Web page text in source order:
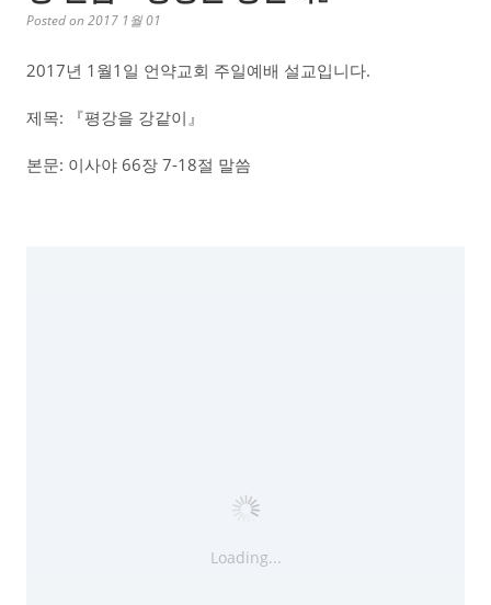
Posted on 2017 1월 01
2017년 1월1일 언약교회 주일예배 설교입니다.
제목: 『평강을 강같이』
본문: 이사야 66장 7-18절 말씀
Loading...